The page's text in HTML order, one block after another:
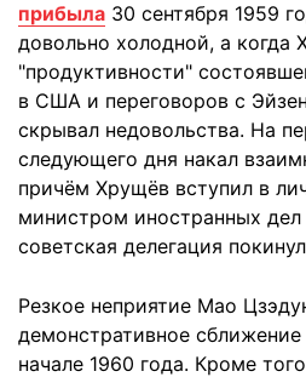
прибыла 30 сентября 1959
довольно холодной, а когда
"продуктивности"
в США и переговоров с
скрывал недовольства. На
следующего дня накал
причём Хрущёв вступил в
министром иностранных
советская делегация
Резкое неприятие Мао
демонстративное
начале 1960 года. Кроме